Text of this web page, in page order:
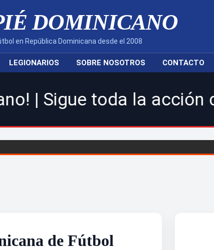
DOMINICANO
en República Dominicana desde el 2008
LEGIONARIOS SOBRE NOSOTROS CONTACTO
la acción de la LDF,
de Fútbol